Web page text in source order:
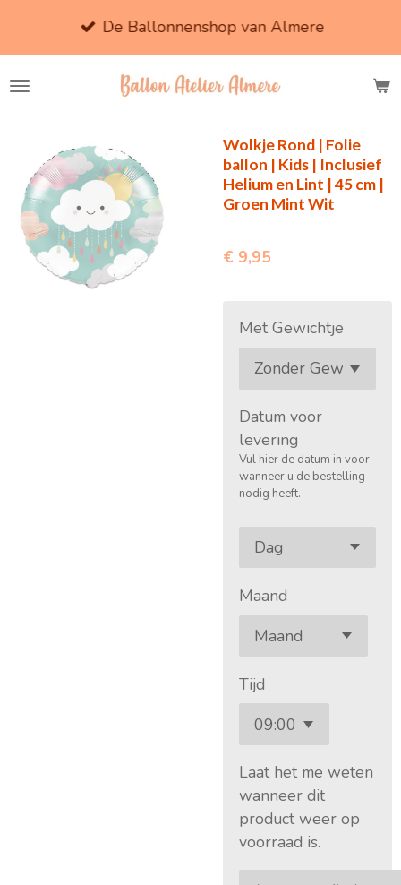
de
De Ballonnenshop van Almere
Wolkje Rond | Folie
ballon | Kids | Inclusief
Helium en Lint | 45 cm |
Groen Mint Wit
€ 9,95
Met Gewichtje
Datum voor
levering
Vul hier de datum in voor
wanneer u de bestelling
nodig heeft.
Maand
Tijd
Laat het me weten
wanneer dit
product weer op
voorraad is.